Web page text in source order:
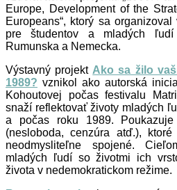
Europe, Development of the
Europeans“, ktorý sa
pre študentov a mladých
Rumunska a Nemecka.
Výstavný projekt Ako sa žilo
1989? vznikol ako autorská
Kohoutovej počas festivalu
snaží reflektovať životy mladých
a počas roku 1989.
(nesloboda, cenzúra atď.),
neodmysliteľne spojené.
mladých ľudí so životmi ich
života v nedemokratickom režime.